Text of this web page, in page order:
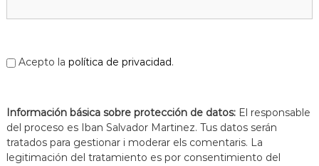
Acepto la política de privacidad.
Información básica sobre protección de datos: El responsable
del proceso es Iban Salvador Martinez. Tus datos serán
tratados para gestionar i moderar els comentaris. La
legitimación del tratamiento es por consentimiento del